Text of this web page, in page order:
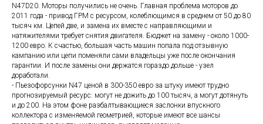
N47D20. Моторы получились не очень. Главная проблема моторов до
2011 года - привод ГРМ с ресурсом, колеблющимся в среднем от 50 до 80
тысяч км. Цепей две, и замена их вместе с направляющими и
натяжителями требует снятия двигателя. Бюджет на замену - около 1000-
1200 евро. К счастью, большая часть машин попала под отзывную
кампанию или цепи поменяли сами владельцы уже после окончания
гарантии. И после замены они держатся гораздо дольше - узел
доработали.
- Пьезофорсунки N47 ценой в 300-350 евро за штуку имеют трудно
прогнозируемый ресурс: могут не дожить до 100 тысяч, а могут дотянуть
и до 200. На этом фоне разбалтывающиеся заслонки впускного
коллектора с изменяемой геометрией, которые имеют все шансы